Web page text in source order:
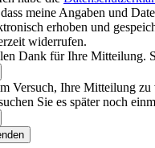
meine Angaben und
erhoben und
widerrufen.
Dank für Ihre Mitteilung.
Versuch, Ihre Mitteilung zu
Sie es später noch